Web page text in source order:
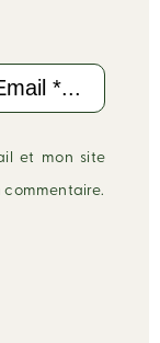
et mon site